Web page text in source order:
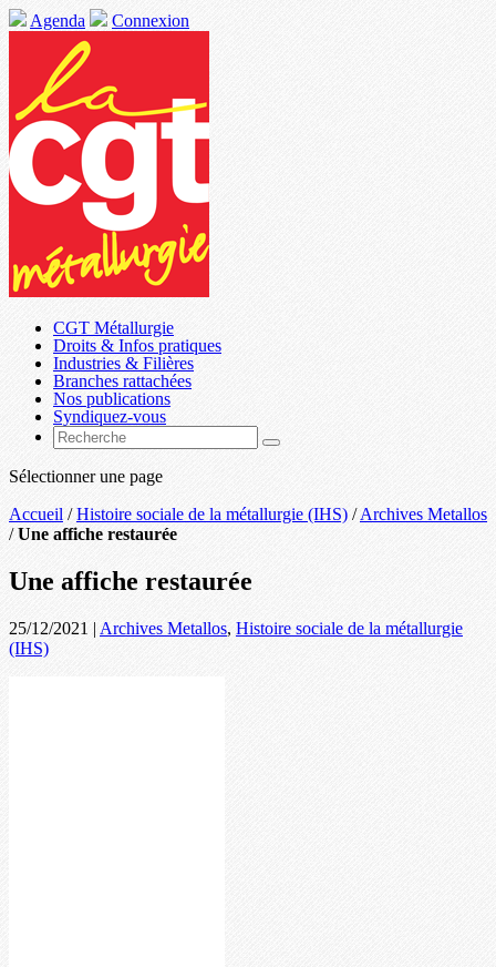
Agenda Connexion
CGT Métallurgie
Droits & Infos pratiques
Industries & Filières
Branches rattachées
Nos publications
Syndiquez-vous
Sélectionner une page
Accueil /Histoire sociale de la métallurgie (IHS) /Archives Metallos
/Une affiche restaurée
Une affiche restaurée
25/12/2021 | Archives Metallos, Histoire sociale de la métallurgie
(IHS)